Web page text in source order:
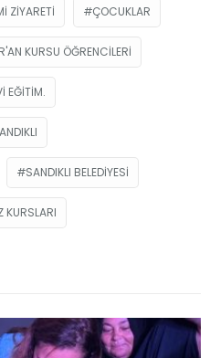
ZIYARETI ÇOCUKLAR
KURSU ÖĞRENCILERI
EĞITIM.
SANDIKLI BELEDIYESI
KURSLARI